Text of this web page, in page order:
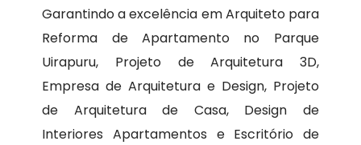
Garantindo a excelência em Arquiteto para
Reforma de Apartamento no Parque
Uirapuru, Projeto de Arquitetura 3D,
Empresa de Arquitetura e Design, Projeto
de Arquitetura de Casa, Design de
Interiores Apartamentos e Escritório de